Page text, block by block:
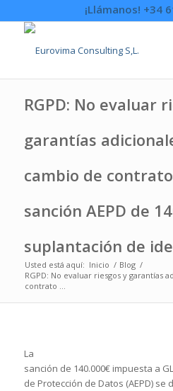
¡Llámanos! +34
RGPD: No evaluar
garantías
cambio de
sanción AEPD de
suplantación de
Usted está aquí: Inicio / Blog /
RGPD: No evaluar riesgos y garantías
contrato ...
La
sanción de 140.000€ impuesta a
de Protección de Datos (AEPD) se